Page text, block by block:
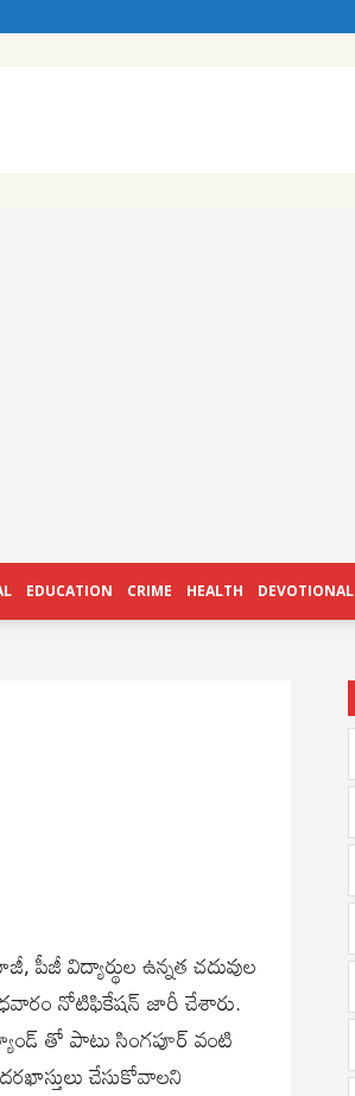
EDUCATION CRIME HEALTH DEVOTIONAL
పీజీ విద్యార్థుల ఉన్నత చదువుల
నోటిఫికేషన్ జారీ చేశారు.
తో పాటు సింగపూర్ వంటి
చేసుకోవాలని